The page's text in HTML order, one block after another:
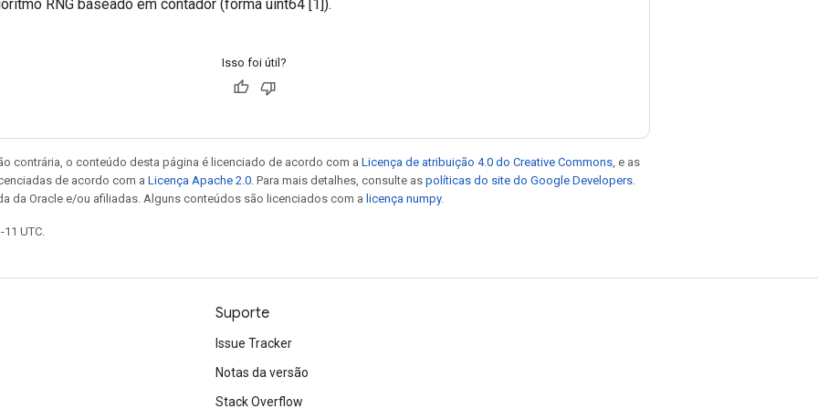
RNG baseado em contador (forma uint64 [1]).
Isso foi útil?
contrária, o conteúdo desta página é licenciado de acordo com a Licença de atribuição 4.0 do Creative Commons , e as
de acordo com a Licença Apache 2.0 . Para mais detalhes, consulte as políticas do site do Google Developers
da Oracle e/ou afiliadas. Alguns conteúdos são licenciados com a licença numpy.
UTC.
Suporte
Issue Tracker
Notas da versão
Stack Overflow